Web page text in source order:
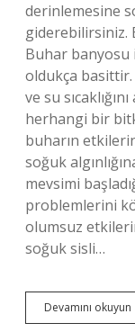
derinlemesine
giderebilirsiniz.
Buhar banyosu
oldukça basittir.
ve su
herhangi bir
buharın
soğuk
mevsimi
problemlerini
olumsuz
soğuk sisli…
Devamını okuyun